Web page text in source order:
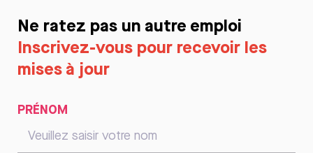
Ne ratez pas un autre emploi
Inscrivez-vous pour recevoir les
mises à jour
PRÉNOM